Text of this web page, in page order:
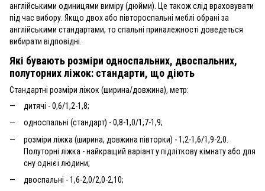
англійськими одиницями виміру (дюйми). Це також слід враховувати
під час вибору. Якщо двох або півтороспальні меблі обрані за
англійськими стандартами, то спальні приналежності доведеться
вибирати відповідні.
Які бувають розміри односпальних, двоспальних,
полуторних ліжок: стандарти, що діють
Стандартні розміри ліжок (ширина/довжина), метр:
дитячі - 0,6/1,2-1,8;
односпальні (стандарт) - 0,8-1,0/1,7-1,9;
розміри ліжка (ширина, довжина півторки) - 1,2-1,6/1,9-2,0.
Полуторні ліжка - найкращий варіант у підліткову кімнату або для
сну однієї людини;
двоспальні - 1,6-2,0/2,0-2,10;